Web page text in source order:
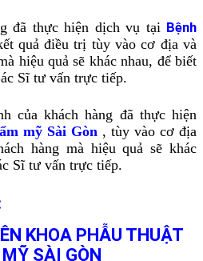
đã thực hiện dịch vụ tại Bệnh
quả điều trị tùy vào cơ địa và
hiệu quả sẽ khác nhau, để biết
Sĩ tư vấn trực tiếp.
của khách hàng đã thực hiện
mỹ Sài Gòn , tùy vào cơ địa
hàng mà hiệu quả sẽ khác
Sĩ tư vấn trực tiếp.
KHOA PHẪU THUẬT
SÀI GÒN